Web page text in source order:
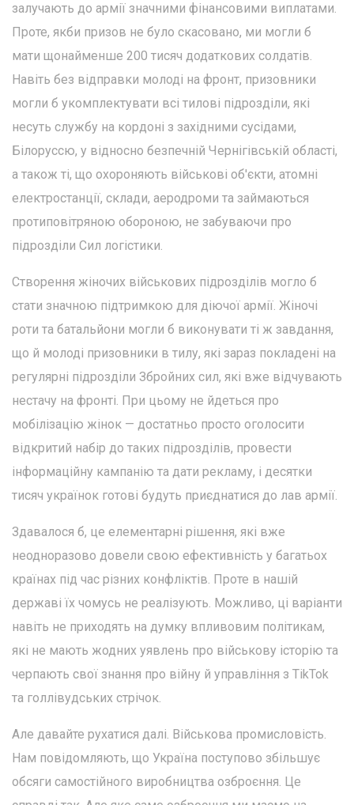
залучають до армії значними фінансовими виплатами.
Проте, якби призов не було скасовано, ми могли б
мати щонайменше 200 тисяч додаткових солдатів.
Навіть без відправки молоді на фронт, призовники
могли б укомплектувати всі тилові підрозділи, які
несуть службу на кордоні з західними сусідами,
Білоруссю, у відносно безпечній Чернігівській області,
а також ті, що охороняють військові об'єкти, атомні
електростанції, склади, аеродроми та займаються
протиповітряною обороною, не забуваючи про
підрозділи Сил логістики.
Створення жіночих військових підрозділів могло б
стати значною підтримкою для діючої армії. Жіночі
роти та батальйони могли б виконувати ті ж завдання,
що й молоді призовники в тилу, які зараз покладені на
регулярні підрозділи Збройних сил, які вже відчувають
нестачу на фронті. При цьому не йдеться про
мобілізацію жінок — достатньо просто оголосити
відкритий набір до таких підрозділів, провести
інформаційну кампанію та дати рекламу, і десятки
тисяч українок готові будуть приєднатися до лав армії.
Здавалося б, це елементарні рішення, які вже
неодноразово довели свою ефективність у багатьох
країнах під час різних конфліктів. Проте в нашій
державі їх чомусь не реалізують. Можливо, ці варіанти
навіть не приходять на думку впливовим політикам,
які не мають жодних уявлень про військову історію та
черпають свої знання про війну й управління з TikTok
та голлівудських стрічок.
Але давайте рухатися далі. Військова промисловість.
Нам повідомляють, що Україна поступово збільшує
обсяги самостійного виробництва озброєння. Це